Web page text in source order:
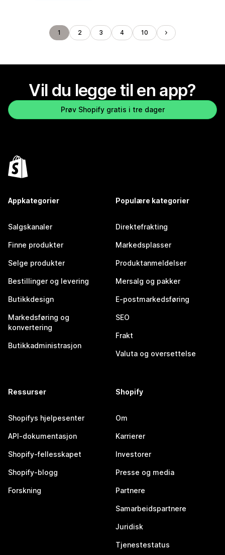
1 2 3 4 10
Vil du legge til en app?
Prøv Shopify gratis i tre dager
Appkategorier
Salgskanaler
Finne produkter
Selge produkter
Bestillinger og levering
Butikkdesign
Markedsføring og
konvertering
Butikkadministrasjon
Populære kategorier
Direktefrakting
Markedsplasser
Produktanmeldelser
Mersalg og pakker
E-postmarkedsføring
SEO
Frakt
Valuta og oversettelse
Ressurser
Shopifys hjelpesenter
API-dokumentasjon
Shopify-fellesskapet
Shopify-blogg
Forskning
Shopify
Om
Karrierer
Investorer
Presse og media
Partnere
Samarbeidspartnere
Juridisk
Tjenestestatus